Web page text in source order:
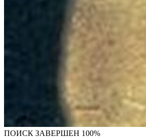
ПОИСК ЗАВЕРШЕН 100%